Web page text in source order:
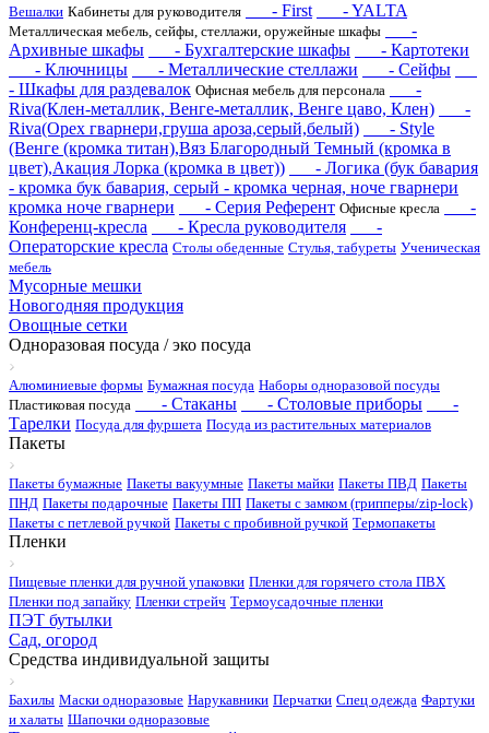
Вешалки Кабинеты для руководителя - First - YALTA
Металлическая мебель, сейфы, стеллажи, оружейные шкафы
-
Архивные шкафы
- Бухгалтерские шкафы
- Картотеки
- Ключницы
- Металлические стеллажи
- Сейфы
- Шкафы для раздевалок Офисная мебель для персонала
-
Riva(Клен-металлик, Венге-металлик, Венге цаво, Клен)
-
Riva(Орех гварнери,груша ароза,серый,белый)
- Style
(Венге (кромка титан),Вяз Благородный Темный (кромка в
цвет),Акация Лорка (кромка в цвет))
- Логика (бук бавария
- кромка бук бавария, серый - кромка черная, ноче гварнери
кромка ноче гварнери
- Серия Референт Офисные кресла
-
Конференц-кресла
- Кресла руководителя
-
Операторские кресла Столы обеденные Стулья, табуреты Ученическая
мебель
Мусорные мешки
Новогодняя продукция
Овощные сетки
Одноразовая посуда / эко посуда
Алюминиевые формы Бумажная посуда Наборы одноразовой посуды
Пластиковая посуда
- Стаканы - Столовые приборы
-
Тарелки Посуда для фуршета Посуда из растительных материалов
Пакеты
Пакеты бумажные Пакеты вакуумные Пакеты майки Пакеты ПВД Пакеты
ПНД Пакеты подарочные Пакеты ПП Пакеты с замком (грипперы/zip-lock)
Пакеты с петлевой ручкой Пакеты с пробивной ручкой Термопакеты
Пленки
Пищевые пленки для ручной упаковки Пленки для горячего стола ПВХ
Пленки под запайку Пленки стрейч Термоусадочные пленки
ПЭТ бутылки
Сад, огород
Средства индивидуальной защиты
Бахилы Маски одноразовые Нарукавники Перчатки Спец одежда Фартуки
и халаты Шапочки одноразовые